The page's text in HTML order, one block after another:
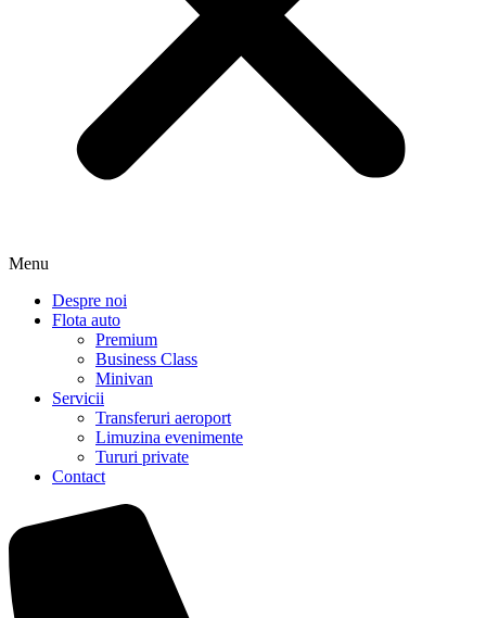
Menu
Despre noi
Flota auto
Premium
Business Class
Minivan
Servicii
Transferuri aeroport
Limuzina evenimente
Tururi private
Contact